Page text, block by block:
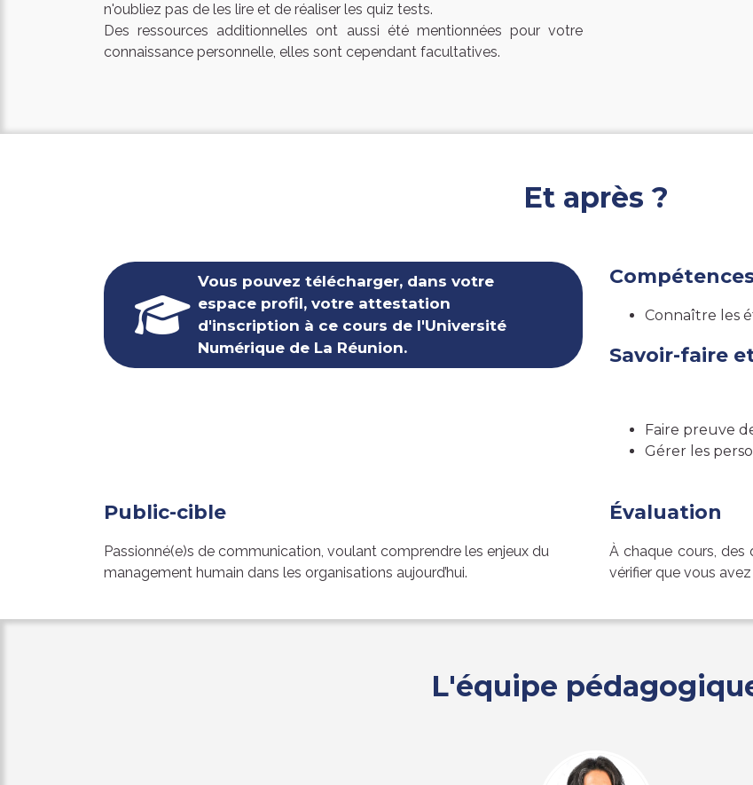
n'oubliez pas de les lire et de réaliser les quiz tests.
Des ressources additionnelles ont aussi été mentionnées pour votre
connaissance personnelle, elles sont cependant facultatives.
Et après ?
Vous pouvez télécharger, dans votre
espace profil, votre attestation
d'inscription à ce cours de l'Université
Numérique de La Réunion.
Connaître les
Savoir-faire
Faire preuve
Gérer les
Public-cible
Passionné(e)s de communication, voulant comprendre les enjeux du
management humain dans les organisations aujourd’hui.
Évaluation
À chaque cours, des
vérifier que vous
L'équipe